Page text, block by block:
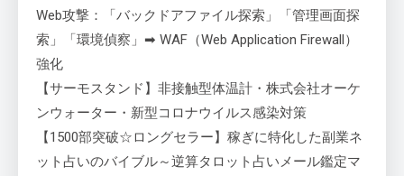
Web攻撃：「バックドアファイル探索」「管理画面探
索」「環境偵察」➡ WAF（Web Application Firewall）
強化
【サーモスタンド】非接触型体温計・株式会社オーケ
ンウォーター・新型コロナウイルス感染対策
【1500部突破☆ロングセラー】稼ぎに特化した副業ネ
ット占いのバイブル～逆算タロット占いメール鑑定マ